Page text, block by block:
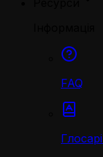
FAQ